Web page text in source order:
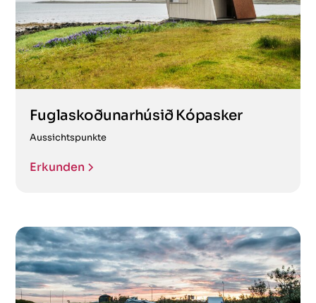
Fuglaskoðunarhúsið Kópasker
Aussichtspunkte
Erkunden